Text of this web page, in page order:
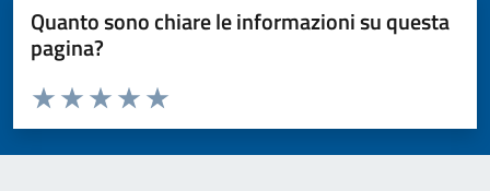
Quanto sono chiare le informazioni su questa
pagina?
Valuta da 1 a 5 stelle la pagina
Valuta 5 stelle su 5
Valuta 4 stelle su 5
Valuta 3 stelle su 5
Valuta 2 stelle su 5
Valuta 1 stelle su 5